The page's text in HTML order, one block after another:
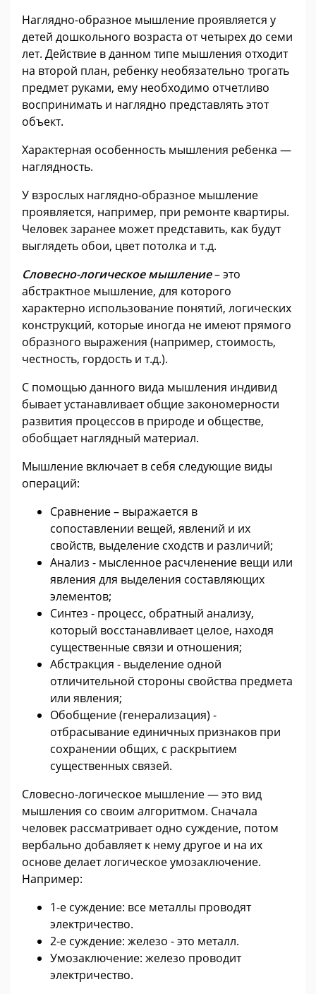
Наглядно-образное мышление проявляется у
детей дошкольного возраста от четырех до семи
лет. Действие в данном типе мышления отходит
на второй план, ребенку необязательно трогать
предмет руками, ему необходимо отчетливо
воспринимать и наглядно представлять этот
объект.
Характерная особенность мышления ребенка —
наглядность.
У взрослых наглядно-образное мышление
проявляется, например, при ремонте квартиры.
Человек заранее может представить, как будут
выглядеть обои, цвет потолка и т.д.
Словесно-логическое мышление– это
абстрактное мышление, для которого
характерно использование понятий, логических
конструкций, которые иногда не имеют прямого
образного выражения (например, стоимость,
честность, гордость и т.д.).
С помощью данного вида мышления индивид
бывает устанавливает общие закономерности
развития процессов в природе и обществе,
обобщает наглядный материал.
Мышление включает в себя следующие виды
операций:
Сравнение – выражается в
сопоставлении вещей, явлений и их
свойств, выделение сходств и различий;
Анализ - мысленное расчленение вещи или
явления для выделения составляющих
элементов;
Синтез - процесс, обратный анализу,
который восстанавливает целое, находя
существенные связи и отношения;
Абстракция - выделение одной
отличительной стороны свойства предмета
или явления;
Обобщение (генерализация) -
отбрасывание единичных признаков при
сохранении общих, с раскрытием
существенных связей.
Словесно-логическое мышление — это вид
мышления со своим алгоритмом. Сначала
человек рассматривает одно суждение, потом
вербально добавляет к нему другое и на их
основе делает логическое умозаключение.
Например:
1-е суждение: все металлы проводят
электричество.
2-е суждение: железо - это металл.
Умозаключение: железо проводит
электричество.